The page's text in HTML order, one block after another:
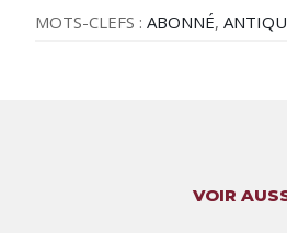
MOTS-CLEFS :ABONNÉ,
VOIR